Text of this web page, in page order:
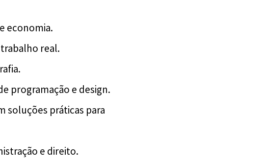
economia.
real.
programação e design.
soluções práticas para
e direito.